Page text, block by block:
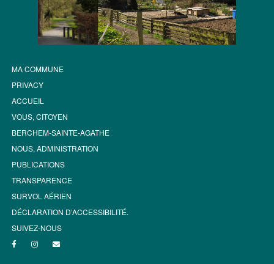
MA COMMUNE
PRIVACY
ACCUEIL
VOUS, CITOYEN
BERCHEM-SAINTE-AGATHE
NOUS, ADMINISTRATION
PUBLICATIONS
TRANSPARENCE
SURVOL AÉRIEN
DÉCLARATION D’ACCESSIBILITÉ.
SUIVEZ-NOUS